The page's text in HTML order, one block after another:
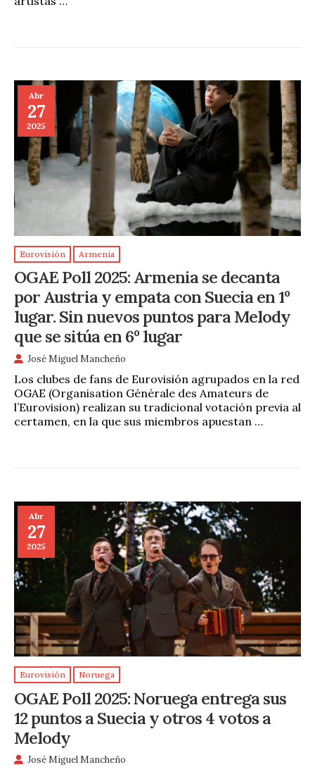
Abr
27
2025
Eurovisión Armenia
OGAE Poll 2025: Armenia se decanta
por Austria y empata con Suecia en 1º
lugar. Sin nuevos puntos para Melody
que se sitúa en 6º lugar
José Miguel Mancheño
Los clubes de fans de Eurovisión agrupados en la red
OGAE (Organisation Générale des Amateurs de
l’Eurovision) realizan su tradicional votación previa al
certamen, en la que sus miembros apuestan …
Abr
27
2025
Eurovisión Noruega
OGAE Poll 2025: Noruega entrega sus
12 puntos a Suecia y otros 4 votos a
Melody
José Miguel Mancheño